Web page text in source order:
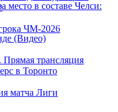
ЧМ-2026
место в составе Челси:
(Видео)
трансляция
в Торонто
матча Лиги